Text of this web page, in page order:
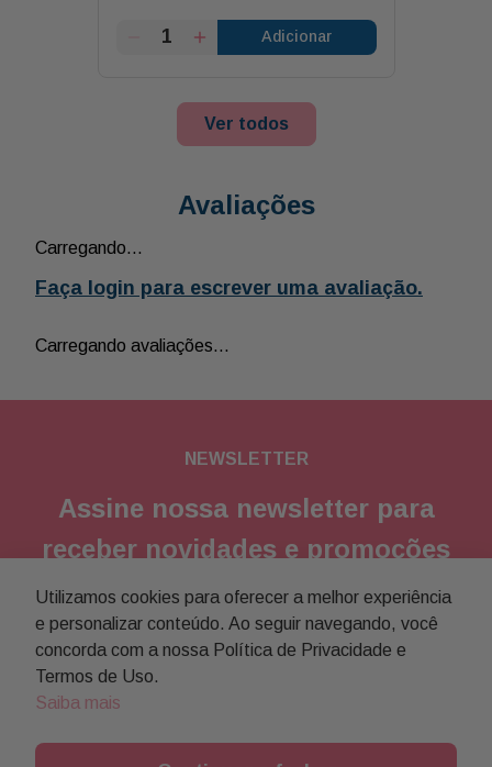
Adicionar
Ver todos
Avaliações
Carregando…
Faça login para escrever uma avaliação.
Carregando avaliações…
NEWSLETTER
Assine nossa newsletter para
receber novidades e promoções
Enviar
Concordo com a política de privacidade
Utilizamos cookies para oferecer a melhor experiência
e personalizar conteúdo. Ao seguir navegando, você
concorda com a nossa Política de Privacidade e
Termos de Uso.
Saiba mais